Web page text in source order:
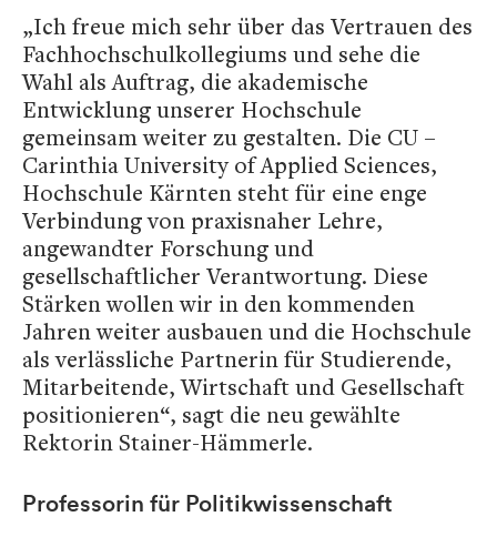
„Ich freue mich sehr über das Vertrauen des
Fachhochschulkollegiums und sehe die
Wahl als Auftrag, die akademische
Entwicklung unserer Hochschule
gemeinsam weiter zu gestalten. Die CU –
Carinthia University of Applied Sciences,
Hochschule Kärnten steht für eine enge
Verbindung von praxisnaher Lehre,
angewandter Forschung und
gesellschaftlicher Verantwortung. Diese
Stärken wollen wir in den kommenden
Jahren weiter ausbauen und die Hochschule
als verlässliche Partnerin für Studierende,
Mitarbeitende, Wirtschaft und Gesellschaft
positionieren“, sagt die neu gewählte
Rektorin Stainer-Hämmerle.
Professorin für Politikwissenschaft